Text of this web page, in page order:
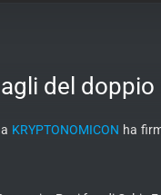
del doppio
KRYPTONOMICON ha